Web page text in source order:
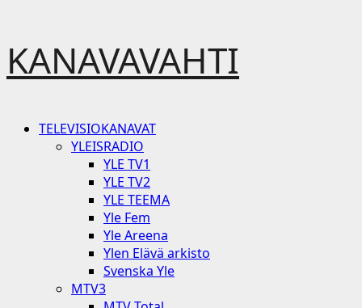
to
content
KANAVAVAHTI
PrimaryTELEVISIOKANAVAT
YLEISRADIO
YLE TV1
YLE TV2
YLE TEEMA
Yle Fem
Yle Areena
Ylen Elävä arkisto
Svenska Yle
MTV3